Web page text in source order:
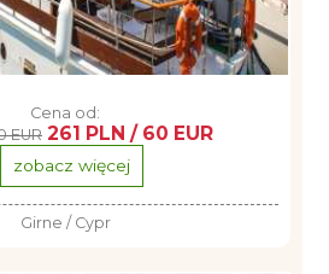
Cena od:
EUR 261 PLN / 60 EUR
zobacz więcej
Girne / Cypr